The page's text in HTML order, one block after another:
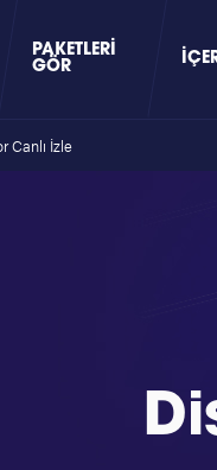
PAKETLERI
GÖR
Canlı İzle